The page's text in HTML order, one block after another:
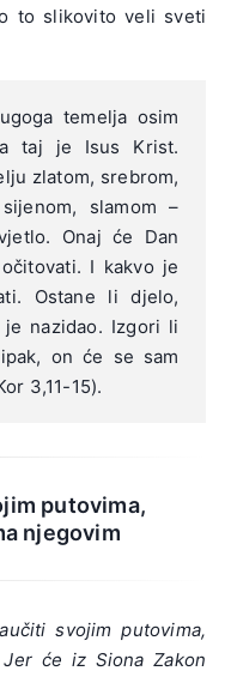
to slikovito veli sveti
temelja osim
taj je Isus Krist.
zlatom, srebrom,
slamom –
Onaj će Dan
I kakvo je
Ostane li djelo,
nazidao. Izgori li
on će se sam
3,11-15).
putovima,
njegovim
svojim putovima,
će iz Siona Zakon